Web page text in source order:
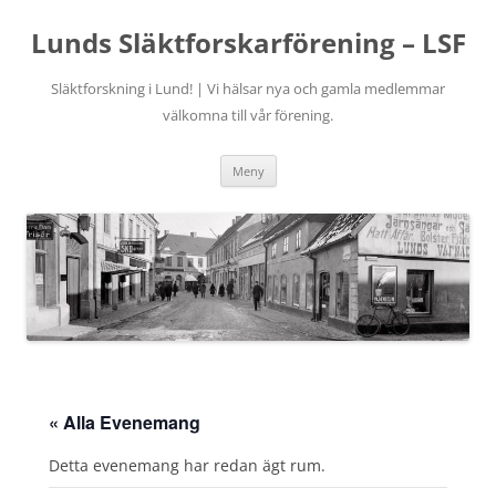
innehåll
Lunds Släktforskarförening – LSF
Släktforskning i Lund! | Vi hälsar nya och gamla medlemmar
välkomna till vår förening.
Meny
« Alla Evenemang
Detta evenemang har redan ägt rum.